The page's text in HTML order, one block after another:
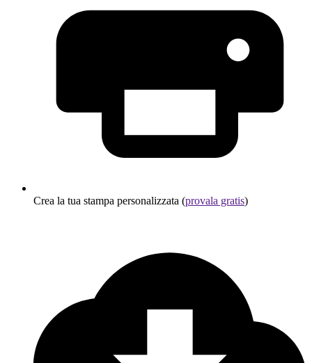
Crea la tua stampa personalizzata (provala gratis)